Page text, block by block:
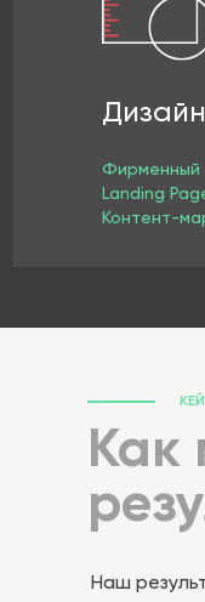
Фирменный
Landing
Контент-
Как
Наш